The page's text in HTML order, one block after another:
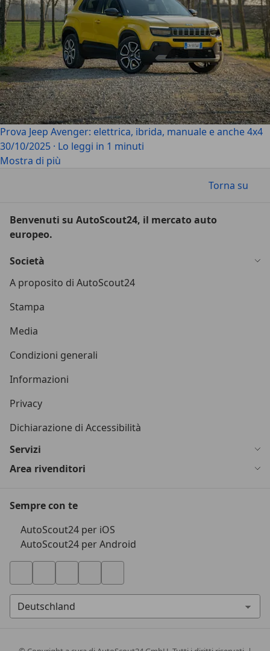
Prova Jeep Avenger: elettrica, ibrida, manuale e anche 4x4
30/10/2025 · Lo leggi in 1 minuti
Mostra di più
Torna su
Benvenuti su AutoScout24, il mercato auto
europeo.
Società
A proposito di AutoScout24
Stampa
Media
Condizioni generali
Informazioni
Privacy
Dichiarazione di Accessibilità
Servizi
Area rivenditori
Sempre con te
AutoScout24 per iOS
AutoScout24 per Android